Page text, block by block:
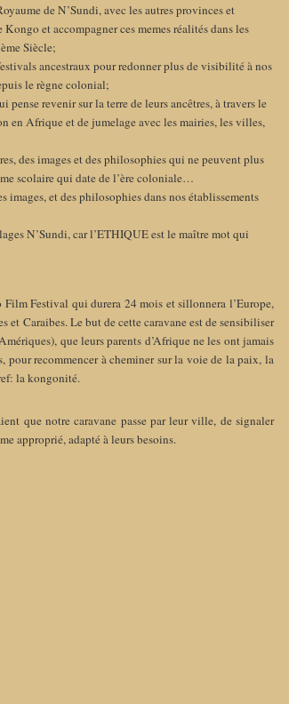
de N’Sundi, avec les autres provinces et
et accompagner ces memes réalités dans les
Siècle;
ancestraux pour redonner plus de visibilité à nos
le règne colonial;
revenir sur la terre de leurs ancêtres, à travers le
en Afrique et de jumelage avec les mairies, les villes,
des images et des philosophies qui ne peuvent plus
scolaire qui date de l’ère coloniale…
images, et des philosophies dans nos établissements
N’Sundi, car l’ETHIQUE est le maître mot qui
Festival qui durera 24 mois et sillonnera l’Europe,
Caraibes. Le but de cette caravane est de sensibiliser
que leurs parents d’Afrique ne les ont jamais
pour recommencer à cheminer sur la voie de la paix, la
la kongonité.
que notre caravane passe par leur ville, de signaler
approprié, adapté à leurs besoins.